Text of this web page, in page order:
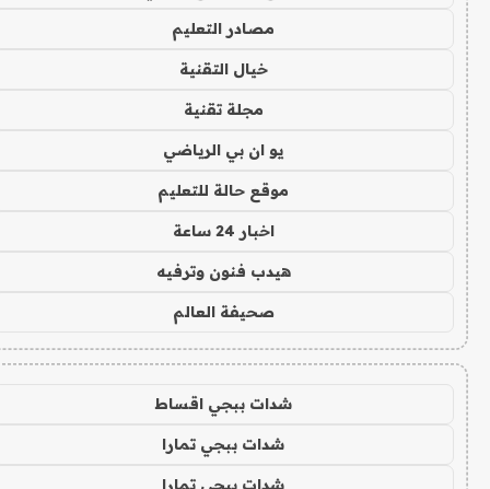
مصادر التعليم
خيال التقنية
مجلة تقنية
يو ان بي الرياضي
موقع حالة للتعليم
اخبار 24 ساعة
هيدب فنون وترفيه
صحيفة العالم
شدات ببجي اقساط
شدات ببجي تمارا